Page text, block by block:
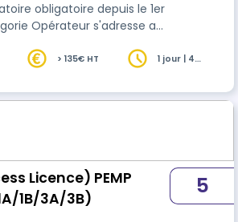
obligatoire depuis le 1er
Opérateur s'adresse aux
réseaux. Elle couvre les
des documents de chantier,
de sécurité, techniques
> 135€ HT
1 jour | 4
Licence) PEMP
1B/3A/3B)
5